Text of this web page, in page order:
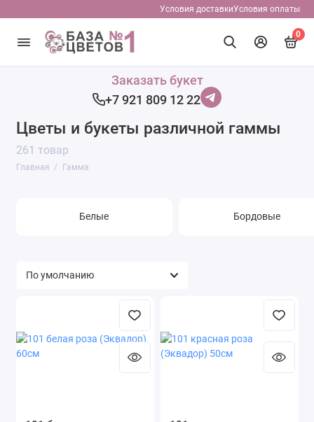
Условия доставкиУсловия оплаты
0
Заказать букет
+7 921 809 12 22
Цветы и букеты различной гаммы
261 товар
Главная Гамма
Красные
Белые Бордовые